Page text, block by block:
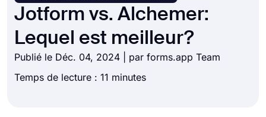
Ressources
Tarification
Jotform vs. Alchemer:
Lequel est meilleur?
Publié le Déc. 04, 2024 | par forms.app Team
Temps de lecture : 11 minutes